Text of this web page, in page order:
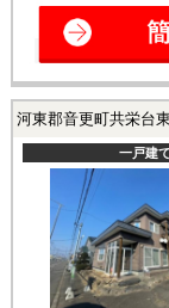
河東郡音更町共栄台
一戸建て